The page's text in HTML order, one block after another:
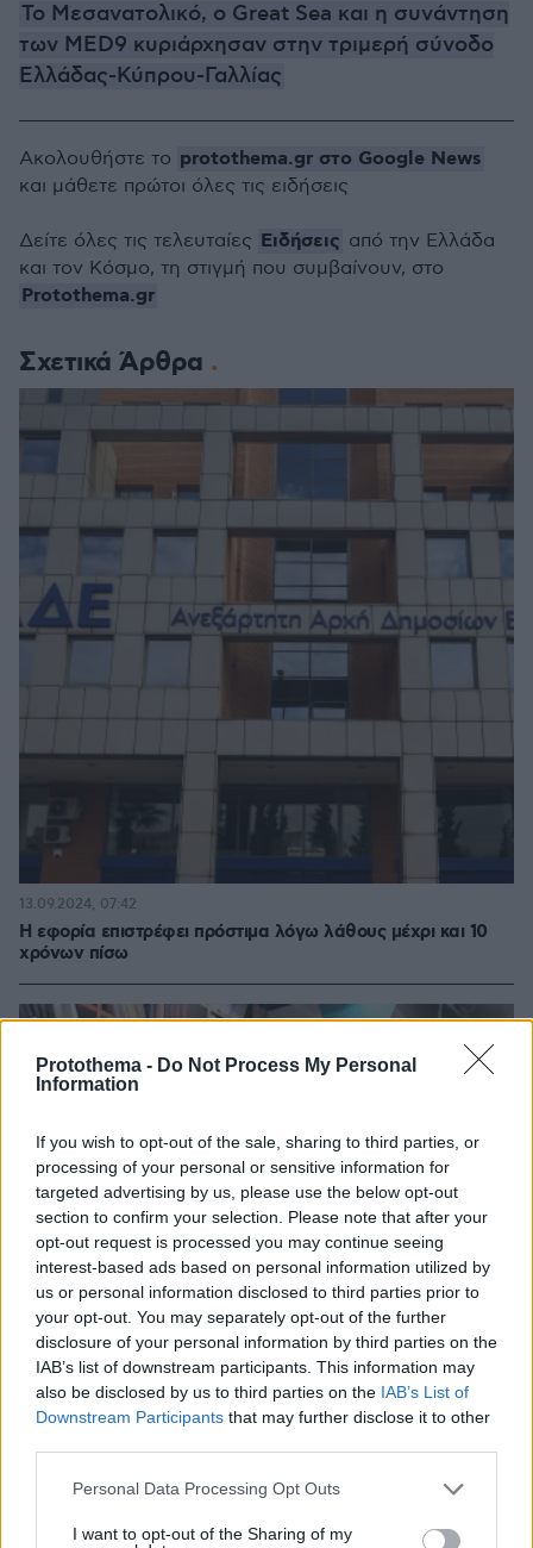
Protothema - Do Not Process My Personal
Information
If you wish to opt-out of the sale, sharing to third parties, or
processing of your personal or sensitive information for
targeted advertising by us, please use the below opt-out
section to confirm your selection. Please note that after your
opt-out request is processed you may continue seeing
interest-based ads based on personal information utilized by
us or personal information disclosed to third parties prior to
your opt-out. You may separately opt-out of the further
disclosure of your personal information by third parties on the
IAB’s list of downstream participants. This information may
also be disclosed by us to third parties on the IAB’s List of
Downstream Participants that may further disclose it to other
Please note that this website/app uses one or more Google
not limited to your visit or usage behaviour. You may click to
Personal Data Processing Opt Outs
I want to opt-out of the Sharing of my
Το Μεσανατολικό, ο Great Sea και η συνάντηση
των MED9 κυριάρχησαν στην τριμερή σύνοδο
Ελλάδας-Κύπρου-Γαλλίας
Σχετικά Άρθρα
Η εφορία επιστρέφει πρόστιμα λόγω λάθους μέχρι και 10
χρόνων πίσω
13.09.2024, 07:42
Ακολουθήστε το protothema.gr στο Google News
και μάθετε πρώτοι όλες τις ειδήσεις
Δείτε όλες τις τελευταίες Ειδήσεις από την Ελλάδα
και τον Κόσμο, τη στιγμή που συμβαίνουν, στο
Protothema.gr